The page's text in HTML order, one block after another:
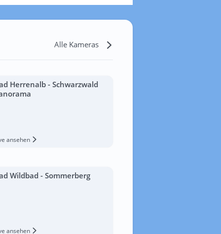
Alle Kameras
Herrenalb - Schwarzwald
ansehen
Wildbad - Sommerberg
ansehen